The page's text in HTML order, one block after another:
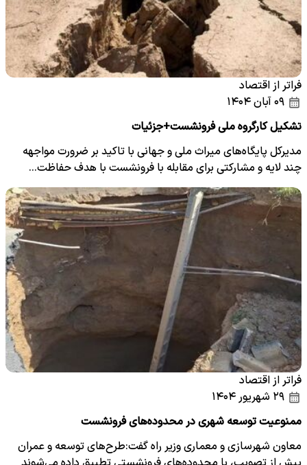
فراتر از اقتصاد
تشکیل کارگروه ملی فرونشست+جزئیات
مدیرکل پایگاه‌های میراث ملی و جهانی با تاکید بر ضرورت مواجهه
چند لایه و مشارکتی برای مقابله با فرونشست با هدف حفاظت…
فراتر از اقتصاد
ممنوعیت توسعه شهری در محدوده‌های فرونشست
معاون شهرسازی و معماری وزیر راه گفت:طرح‌های توسعه و عمران